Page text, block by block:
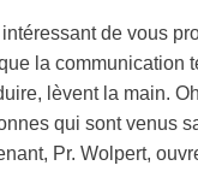
de vous
la communication
lèvent la main.
qui sont venus
Pr. Wolpert,